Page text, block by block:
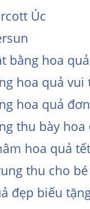
Úc
bằng hoa quả
hoa quả vui
hoa quả
thu bày hoa
hoa quả
thu cho
đẹp biếu